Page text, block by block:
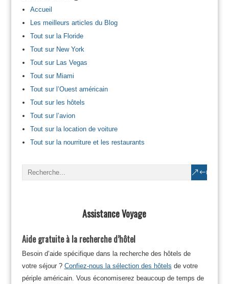
Accueil
Les meilleurs articles du Blog
Tout sur la Floride
Tout sur New York
Tout sur Las Vegas
Tout sur Miami
Tout sur l’Ouest américain
Tout sur les hôtels
Tout sur l’avion
Tout sur la location de voiture
Tout sur la nourriture et les restaurants
Assistance Voyage
Aide gratuite à la recherche d’hôtel
Besoin d’aide spécifique dans la recherche des hôtels de
votre séjour ? Confiez-nous la sélection des hôtels de votre
périple américain. Vous économiserez beaucoup de temps de